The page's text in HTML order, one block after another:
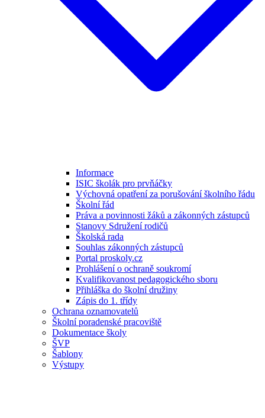
Informace
ISIC školák pro prvňáčky
Výchovná opatření za porušování školního řádu
Školní řád
Práva a povinnosti žáků a zákonných zástupců
Stanovy Sdružení rodičů
Školská rada
Souhlas zákonných zástupců
Portal proskoly.cz
Prohlášení o ochraně soukromí
Kvalifikovanost pedagogického sboru
Přihláška do školní družiny
Zápis do 1. třídy
Ochrana oznamovatelů
Školní poradenské pracoviště
Dokumentace školy
ŠVP
Šablony
Výstupy